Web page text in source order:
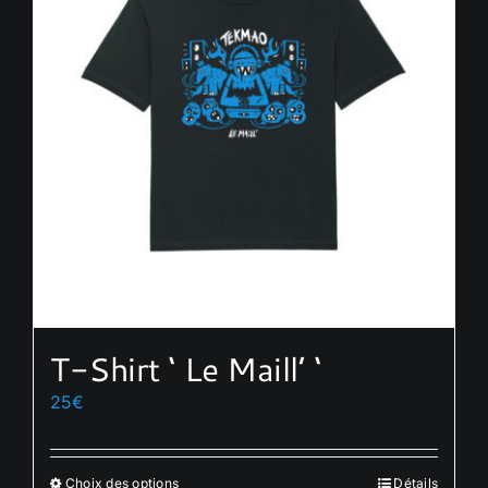
T-Shirt ‘ Le Maill’ ‘
25€
Choix des options Détails